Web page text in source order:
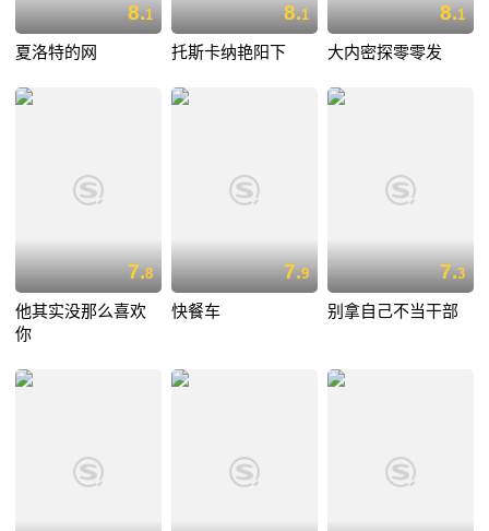
8.1
夏洛特的网
8.1
托斯卡纳艳阳下
8.1
大内密探零零发
7.8
他其实没那么喜欢
你
7.9
快餐车
7.3
别拿自己不当干部